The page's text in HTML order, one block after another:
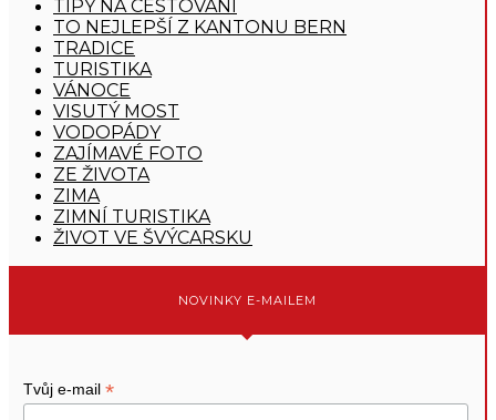
TIPY NA CESTOVÁNÍ
TO NEJLEPŠÍ Z KANTONU BERN
TRADICE
TURISTIKA
VÁNOCE
VISUTÝ MOST
VODOPÁDY
ZAJÍMAVÉ FOTO
ZE ŽIVOTA
ZIMA
ZIMNÍ TURISTIKA
ŽIVOT VE ŠVÝCARSKU
NOVINKY E-MAILEM
Tvůj e-mail *